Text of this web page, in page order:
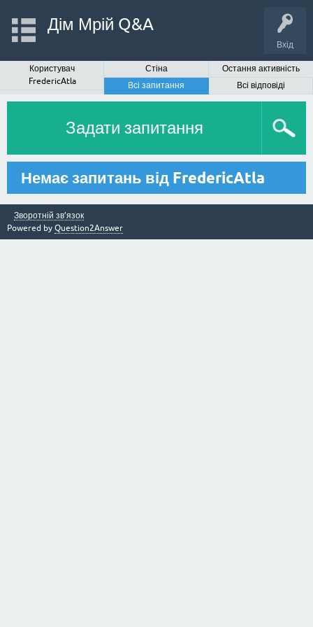
Вхід
Дім Мрій Q&A
Користувач
FredericAtla
Стіна
Остання активність
Всі запитання
Всі відповіді
Задати запитання
Немає запитань від FredericAtla
Зворотній зв’язок
Powered by Question2Answer